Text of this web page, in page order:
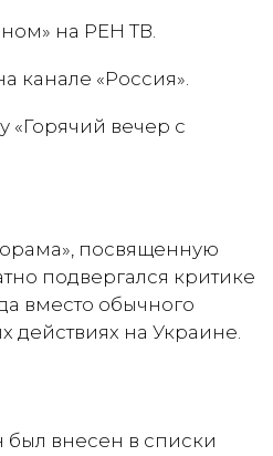
на РЕН ТВ.
канале «Россия».
вечер с
посвященную
подвергался критике
вместо обычного
действиях на Украине.
был внесен в списки